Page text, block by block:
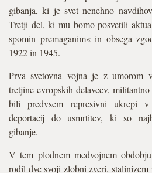
gibanja, ki je svet nenehno
Tretji del, ki mu bomo posvetili
spomin premaganim« in obsega
1922 in 1945.
Prva svetovna vojna je z umorom
tretjine evropskih delavcev,
bili predvsem represivni ukrepi
deportacij do usmrtitev, ki so
gibanje.
V tem plodnem medvojnem
rodil dve svoji zlobni zveri,